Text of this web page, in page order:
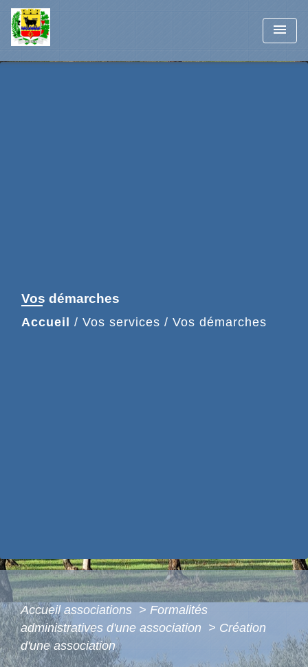
menu
Vos démarches
Accueil / Vos services / Vos démarches
Accueil associations > Formalités
administratives d'une association > Création
d'une association